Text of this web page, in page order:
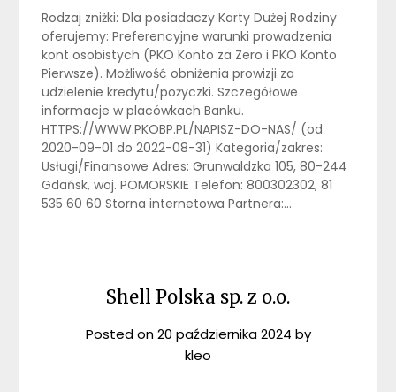
Rodzaj zniżki: Dla posiadaczy Karty Dużej Rodziny
oferujemy: Preferencyjne warunki prowadzenia
kont osobistych (PKO Konto za Zero i PKO Konto
Pierwsze). Możliwość obniżenia prowizji za
udzielenie kredytu/pożyczki. Szczegółowe
informacje w placówkach Banku.
HTTPS://WWW.PKOBP.PL/NAPISZ-DO-NAS/ (od
2020-09-01 do 2022-08-31) Kategoria/zakres:
Usługi/Finansowe Adres: Grunwaldzka 105, 80-244
Gdańsk, woj. POMORSKIE Telefon: 800302302, 81
535 60 60 Storna internetowa Partnera:…
Shell Polska sp. z o.o.
Posted on20 października 2024 by
kleo